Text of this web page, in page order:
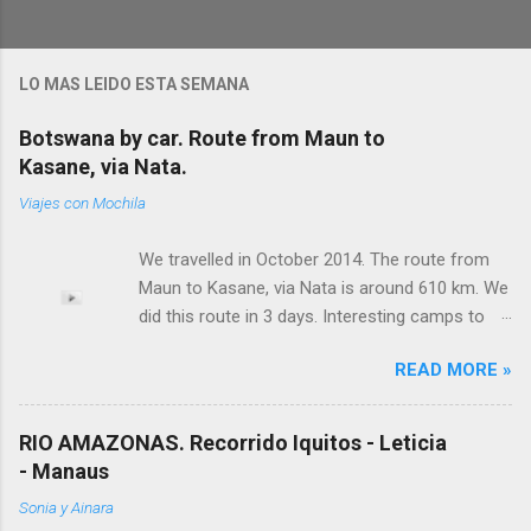
r
u
n
o
m
e
n
LO MAS LEIDO ESTA SEMANA
Botswana by car. Route from Maun to
Kasane, via Nata.
Viajes con Mochila
We travelled in October 2014. The route from
Maun to Kasane, via Nata is around 610 km. We
did this route in 3 days. Interesting camps to
with cattle. Empty road (Maun to Nata) and few
trucks from Nata to Kasane (mostly going to
Zambia). Gweta and Nata are just a few houses
with gas station and small shops. Keep it in
READ MORE »
RIO AMAZONAS. Recorrido Iquitos - Leticia
- Manaus
Sonia y Ainara